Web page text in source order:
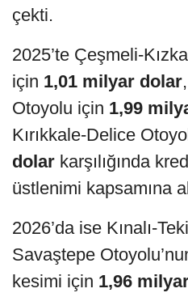
çekti.
2025’te Çeşmeli-
için 1,01 milyar dolar
Otoyolu için 1,99
Kırıkkale-Delice
dolar karşılığında
üstlenimi kapsamına
2026’da ise Kınalı-
Savaştepe
kesimi için 1,96